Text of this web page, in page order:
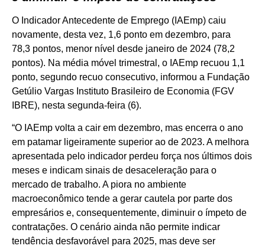
O Indicador Antecedente de Emprego (IAEmp) caiu
novamente, desta vez, 1,6 ponto em dezembro, para
78,3 pontos, menor nível desde janeiro de 2024 (78,2
pontos). Na média móvel trimestral, o IAEmp recuou 1,1
ponto, segundo recuo consecutivo, informou a Fundação
Getúlio Vargas Instituto Brasileiro de Economia (FGV
IBRE), nesta segunda-feira (6).
“O IAEmp volta a cair em dezembro, mas encerra o ano
em patamar ligeiramente superior ao de 2023. A melhora
apresentada pelo indicador perdeu força nos últimos dois
meses e indicam sinais de desaceleração para o
mercado de trabalho. A piora no ambiente
macroeconômico tende a gerar cautela por parte dos
empresários e, consequentemente, diminuir o ímpeto de
contratações. O cenário ainda não permite indicar
tendência desfavorável para 2025, mas deve ser